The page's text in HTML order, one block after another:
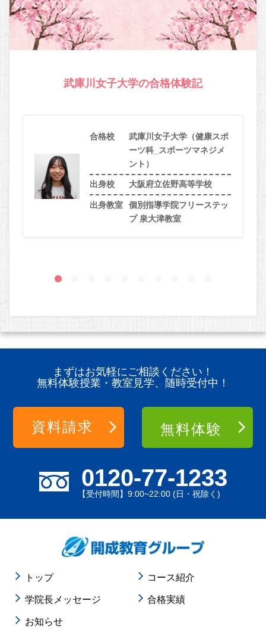
武庫川女子大学の合格体験記
合格校
武庫川女子大学（健康スポ
ーツ科_スポーツマネジメ
ント）
出身校 大阪府立佐野高等学校
出身教室
個別指導学院フリーステッ
プ 泉大津教室
まずはお気軽にご相談ください！
無料体験授業・教室見学、随時受付中！
0120-77-1233
【受付時間】9:00~22:00 (日・祝除く)
資料請求 無料体験
トップ コース紹介
学院長メッセージ 合格実績
お知らせ